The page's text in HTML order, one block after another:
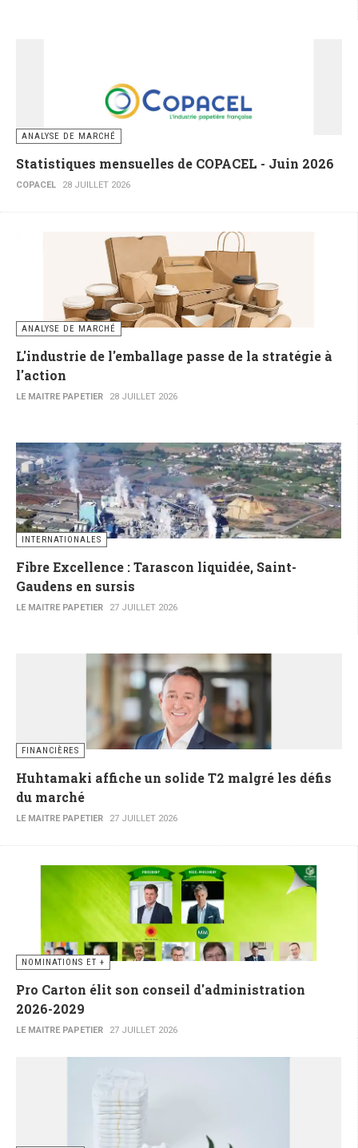
ANALYSE DE MARCHÉ
Statistiques mensuelles de COPACEL - Juin 2026
COPACEL 28 JUILLET 2026
ANALYSE DE MARCHÉ
L'industrie de l'emballage passe de la stratégie à
l'action
LE MAITRE PAPETIER 28 JUILLET 2026
INTERNATIONALES
Fibre Excellence : Tarascon liquidée, Saint-
Gaudens en sursis
LE MAITRE PAPETIER 27 JUILLET 2026
FINANCIÈRES
Huhtamaki affiche un solide T2 malgré les défis
du marché
LE MAITRE PAPETIER 27 JUILLET 2026
NOMINATIONS ET +
Pro Carton élit son conseil d'administration
2026-2029
LE MAITRE PAPETIER 27 JUILLET 2026